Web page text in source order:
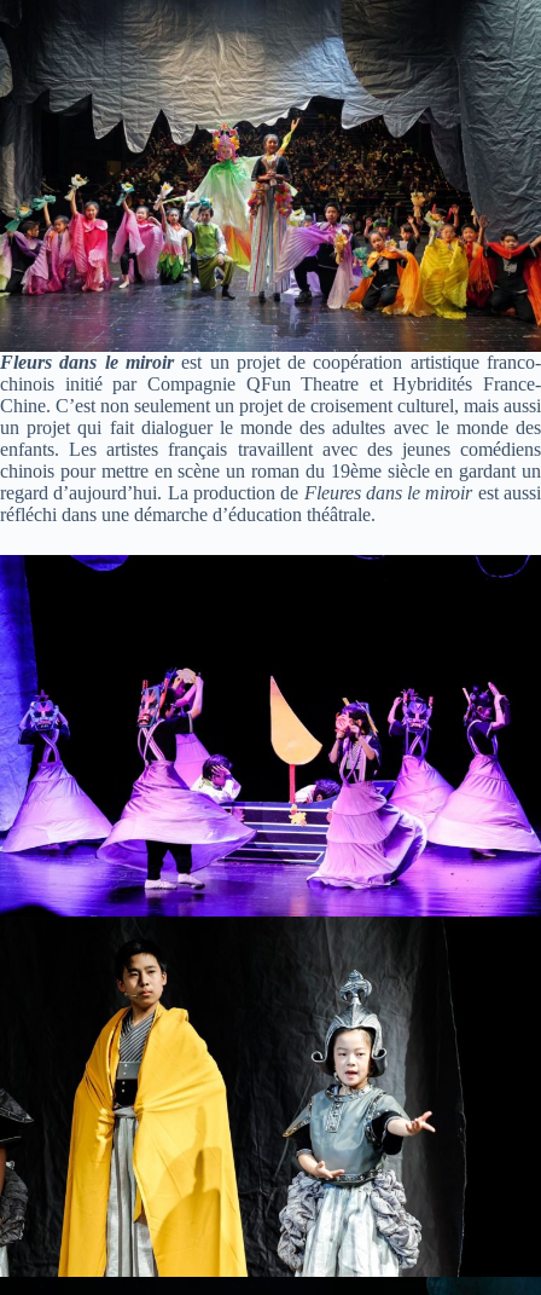
Fleurs dans le miroir est un projet de coopération artistique franco-
chinois initié par Compagnie QFun Theatre et Hybridités France-
Chine. C’est non seulement un projet de croisement culturel, mais aussi
un projet qui fait dialoguer le monde des adultes avec le monde des
enfants. Les artistes français travaillent avec des jeunes comédiens
chinois pour mettre en scène un roman du 19ème siècle en gardant un
regard d’aujourd’hui. La production de Fleures dans le miroirest aussi
réfléchi dans une démarche d’éducation théâtrale.